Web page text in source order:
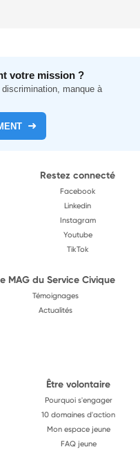
votre mission ?
manque à
Restez connecté
Facebook
Linkedin
Instagram
Youtube
TikTok
MAG du Service Civique
Témoignages
Actualités
Être volontaire
Pourquoi s'engager
10 domaines d'action
Mon espace jeune
FAQ jeune